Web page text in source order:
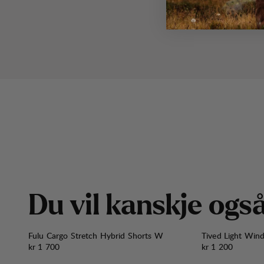
Du vil kanskje ogs
Fulu Cargo Stretch Hybrid Shorts W
Pris:
kr 1 700
Tived Light
Pris:
kr 1 200